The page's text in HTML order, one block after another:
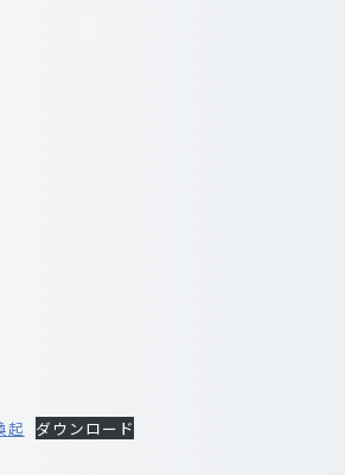
起 ダウンロード